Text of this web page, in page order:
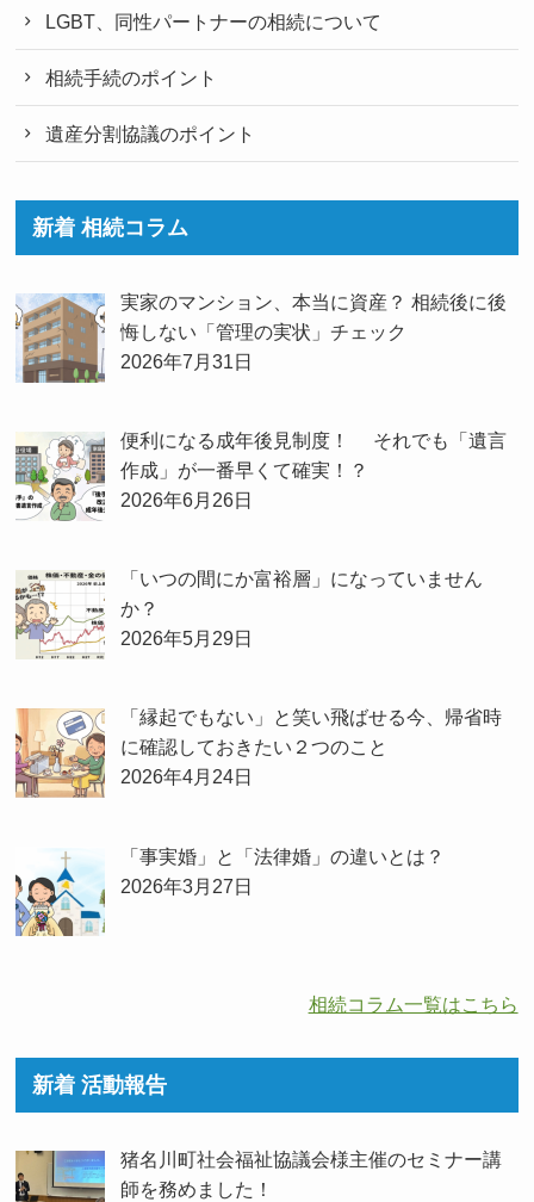
LGBT、同性パートナーの相続について
相続手続のポイント
遺産分割協議のポイント
新着 相続コラム
実家のマンション、本当に資産？ 相続後に後
悔しない「管理の実状」チェック
2026年7月31日
便利になる成年後見制度！ それでも「遺言
作成」が一番早くて確実！？
2026年6月26日
「いつの間にか富裕層」になっていません
か？
2026年5月29日
「縁起でもない」と笑い飛ばせる今、帰省時
に確認しておきたい２つのこと
2026年4月24日
「事実婚」と「法律婚」の違いとは？
2026年3月27日
相続コラム一覧はこちら
新着 活動報告
猪名川町社会福祉協議会様主催のセミナー講
師を務めました！